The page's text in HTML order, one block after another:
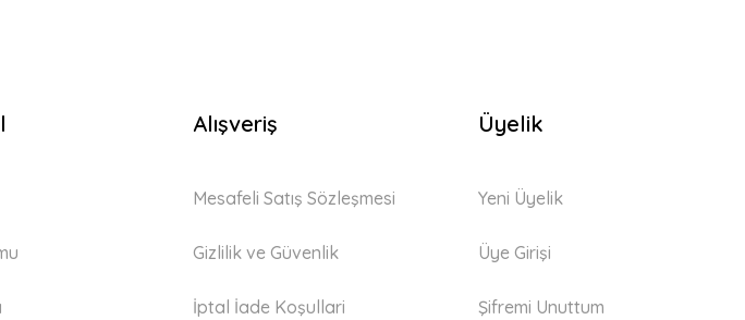
Alışveriş
Mesafeli Satış Sözleşmesi
Gizlilik ve Güvenlik
İptal İade Koşullari
Üyelik
Yeni Üyelik
Üye Girişi
Şifremi Unuttum